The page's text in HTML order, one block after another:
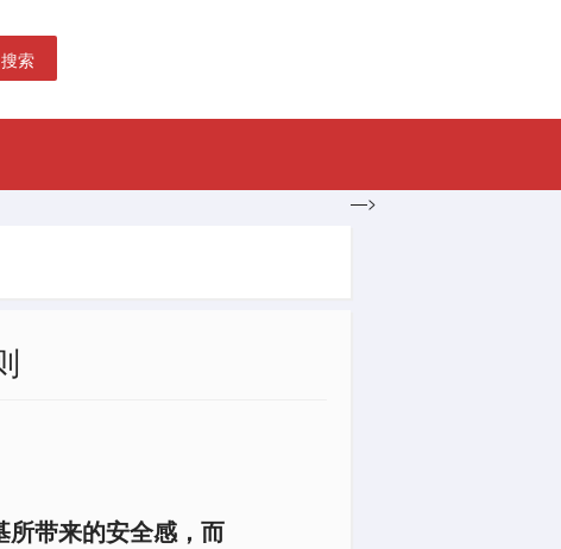
搜索
—>
所带来的安全感，而